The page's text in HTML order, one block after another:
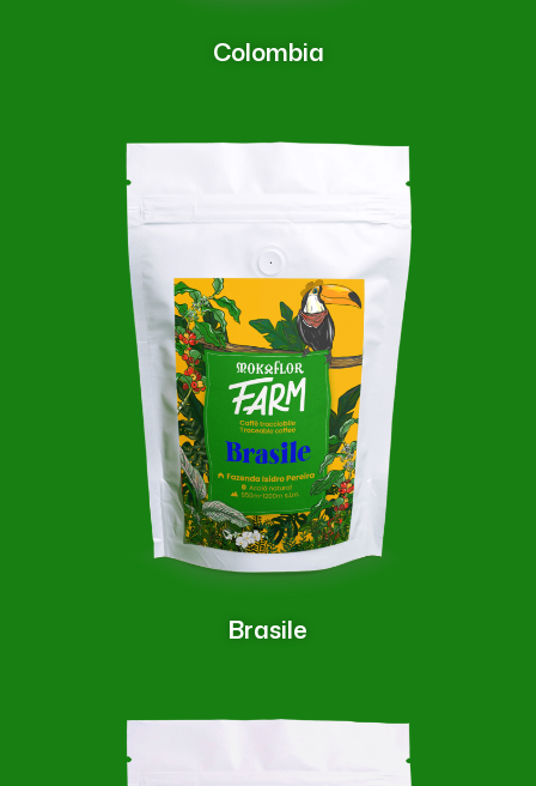
Colombia
Brasile